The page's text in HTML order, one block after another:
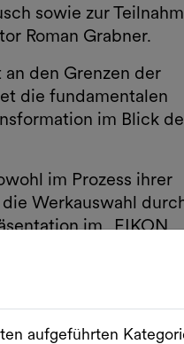
sowie zur
Roman Grabner.
den Grenzen der
die fundamentalen
im Blick
im Prozess ihrer
Werkauswahl
im „EIKON
liegen vor Ort zum
aufgeführten